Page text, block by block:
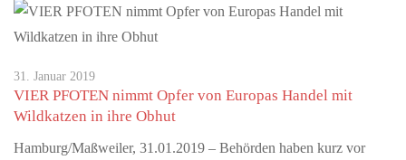
futuristisch wie aus einem Science-Fiction-Film sind die Arbeiten
MAI 22, 2026
Auszeichnung für digitale Demokratie-Innovation
Onlinekommunikation Freiburg (pef). Großer Erfolg für die
31. Januar 2019
VIER PFOTEN nimmt Opfer von Europas Handel mit
Wildkatzen in ihre Obhut
Hamburg/Maßweiler, 31.01.2019 – Behörden haben kurz vor